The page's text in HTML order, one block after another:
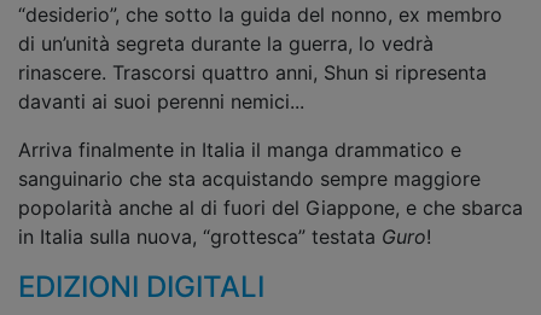
“desiderio”, che sotto la guida del nonno, ex membro
di un’unità segreta durante la guerra, lo vedrà
rinascere. Trascorsi quattro anni, Shun si ripresenta
davanti ai suoi perenni nemici...
Arriva finalmente in Italia il manga drammatico e
sanguinario che sta acquistando sempre maggiore
popolarità anche al di fuori del Giappone, e che sbarca
in Italia sulla nuova, “grottesca” testata Guro!
EDIZIONI DIGITALI